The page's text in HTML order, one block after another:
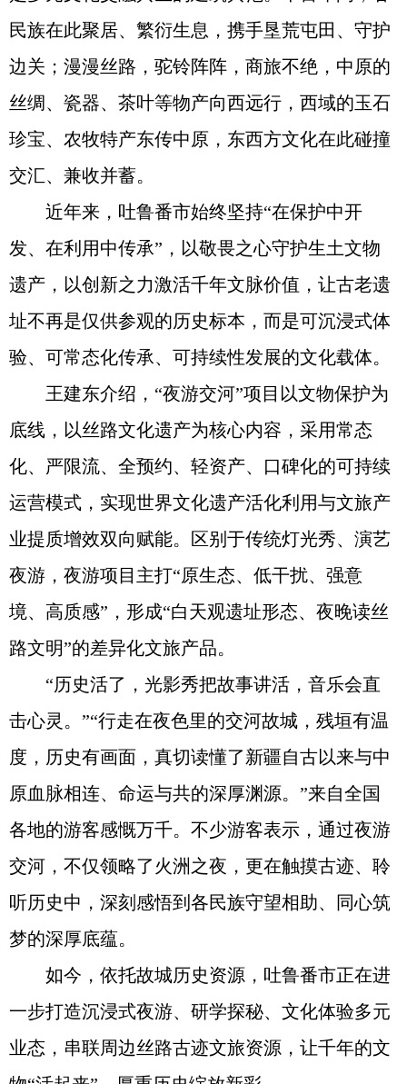
民族在此聚居、繁衍生息，携手垦荒屯田、守护
边关；漫漫丝路，驼铃阵阵，商旅不绝，中原的
丝绸、瓷器、茶叶等物产向西远行，西域的玉石
珍宝、农牧特产东传中原，东西方文化在此碰撞
交汇、兼收并蓄。
近年来，吐鲁番市始终坚持“在保护中开
发、在利用中传承”，以敬畏之心守护生土文物
遗产，以创新之力激活千年文脉价值，让古老遗
址不再是仅供参观的历史标本，而是可沉浸式体
验、可常态化传承、可持续性发展的文化载体。
王建东介绍，“夜游交河”项目以文物保护为
底线，以丝路文化遗产为核心内容，采用常态
化、严限流、全预约、轻资产、口碑化的可持续
运营模式，实现世界文化遗产活化利用与文旅产
业提质增效双向赋能。区别于传统灯光秀、演艺
夜游，夜游项目主打“原生态、低干扰、强意
境、高质感”，形成“白天观遗址形态、夜晚读丝
路文明”的差异化文旅产品。
“历史活了，光影秀把故事讲活，音乐会直
击心灵。”“行走在夜色里的交河故城，残垣有温
度，历史有画面，真切读懂了新疆自古以来与中
原血脉相连、命运与共的深厚渊源。”来自全国
各地的游客感慨万千。不少游客表示，通过夜游
交河，不仅领略了火洲之夜，更在触摸古迹、聆
听历史中，深刻感悟到各民族守望相助、同心筑
梦的深厚底蕴。
如今，依托故城历史资源，吐鲁番市正在进
一步打造沉浸式夜游、研学探秘、文化体验多元
业态，串联周边丝路古迹文旅资源，让千年的文